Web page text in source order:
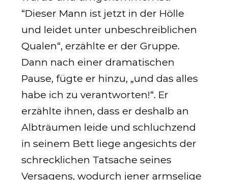
“Dieser Mann ist jetzt in der Hölle
und leidet unter unbeschreiblichen
Qualen“, erzählte er der Gruppe.
Dann nach einer dramatischen
Pause, fügte er hinzu, „und das alles
habe ich zu verantworten!“. Er
erzählte ihnen, dass er deshalb an
Albträumen leide und schluchzend
in seinem Bett liege angesichts der
schrecklichen Tatsache seines
Versagens, wodurch jener armselige